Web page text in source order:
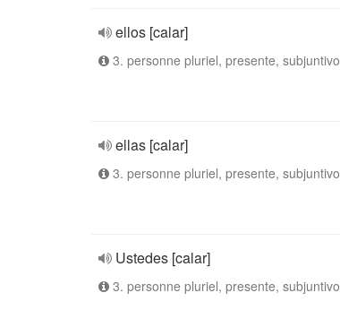
ellos [calar]
3. personne pluriel, presente, subjuntivo
ellas [calar]
3. personne pluriel, presente, subjuntivo
Ustedes [calar]
3. personne pluriel, presente, subjuntivo